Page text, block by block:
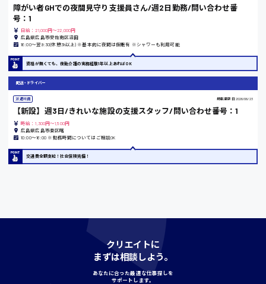
愛知県
障がい者GHでの夜間見守り支援員さん/週2日勤務/問い合わせ番
号：1
日給：21,000円～22,000円
広島県広島市安佐南区沼田
16:00〜翌9:30(休憩3h以上) ※基本的に夜間は仮眠有 ※シャワーも利用可能
資格が無くても、夜勤介護の実務経験1年以上あればOK
配送・ドライバー
派遣社員 掲載更新日 2026/06/23
【新設】週3日/きれいな施設の支援スタッフ/問い合わせ番号：1
時給：1,300円～1,500円
広島県広島市東区曙
10:00〜16:00 ※勤務時間についてはご相談OK
交通費全額支給！社会保険完備！
クリエイトに
まずは相談しよう。
あなたに合った最適な仕事探しを
サポートします。